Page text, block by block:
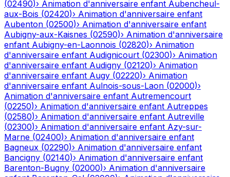
(02490)› Animation d'anniversaire enfant Aubencheul-
aux-Bois (02420)› Animation d'anniversaire enfant
Aubenton (02500)› Animation d'anniversaire enfant
Aubigny-aux-Kaisnes (02590)› Animation d'anniversaire
enfant Aubigny-en-Laonnois (02820)› Animation
d'anniversaire enfant Audignicourt (02300)› Animation
d'anniversaire enfant Audigny (02120)› Animation
d'anniversaire enfant Augy (02220)› Animation
d'anniversaire enfant Aulnois-sous-Laon (02000)›
Animation d'anniversaire enfant Autremencourt
(02250)› Animation d'anniversaire enfant Autreppes
(02580)› Animation d'anniversaire enfant Autreville
(02300)› Animation d'anniversaire enfant Azy-sur-
Marne (02400)› Animation d'anniversaire enfant
Bagneux (02290)› Animation d'anniversaire enfant
Bancigny (02140)› Animation d'anniversaire enfant
Barenton-Bugny (02000)› Animation d'anniversaire